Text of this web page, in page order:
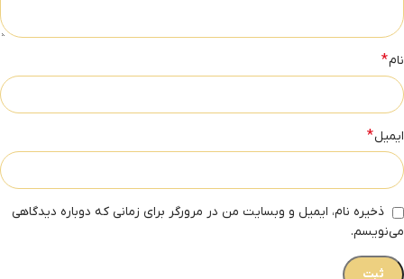
نام*
ایمیل*
ذخیره نام، ایمیل و وبسایت من در مرورگر برای زمانی که دوباره دیدگاهی
می‌نویسم.